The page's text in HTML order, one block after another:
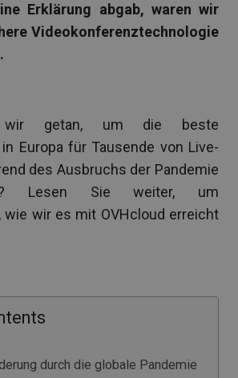
Erklärung abgab, waren wir
Videokonferenztechnologie
wir getan, um die beste
Europa für Tausende von Live-
des Ausbruchs der Pandemie
Lesen Sie weiter, um
wie wir es mit OVHcloud erreicht
durch die globale Pandemie